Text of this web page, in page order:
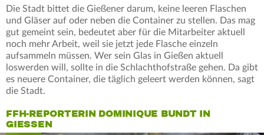
Die Stadt bittet die Gießener darum, keine leeren Flaschen
und Gläser auf oder neben die Container zu stellen. Das mag
gut gemeint sein, bedeutet aber für die Mitarbeiter aktuell
noch mehr Arbeit, weil sie jetzt jede Flasche einzeln
aufsammeln müssen. Wer sein Glas in Gießen aktuell
loswerden will, sollte in die Schlachthofstraße gehen. Da gibt
es neuere Container, die täglich geleert werden können, sagt
die Stadt.
FFH-REPORTERIN DOMINIQUE BUNDT IN
GIESSEN